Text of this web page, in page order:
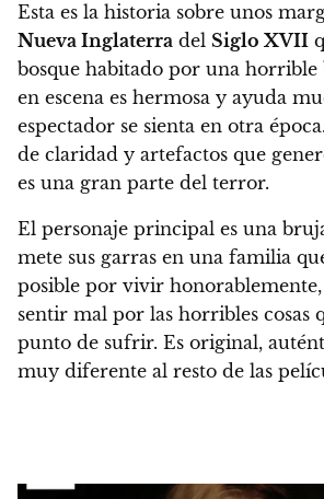
Esta es la historia sobre unos
Nueva Inglaterra del Siglo XVII
bosque habitado por una horrible
en escena es hermosa y ayuda
espectador se sienta en otra
de claridad y artefactos que
es una gran parte del terror.
El personaje principal es una
mete sus garras en una familia
posible por vivir honorablemente,
sentir mal por las horribles cosas
punto de sufrir. Es original,
muy diferente al resto de las